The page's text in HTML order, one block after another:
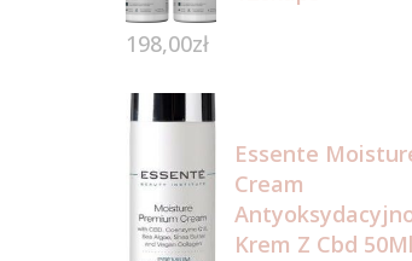
198,00zł
Essente
Cream
Krem Z Cbd 50Ml